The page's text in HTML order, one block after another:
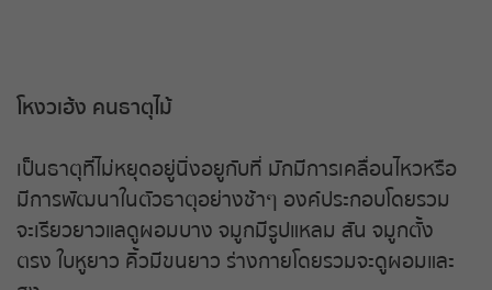
หวยหุ้นอินเดีย
หวยหุ้นดาวโจนส์
โหงวเฮ้ง คนธาตุไม้
เป็นธาตุที่ไม่หยุดอยู่นิ่งอยูกับที่ มักมีการเคลื่อนไหวหรือ
มีการพัฒนาในตัวธาตุอย่างช้าๆ องค์ประกอบโดยรวม
จะเรียวยาวแลดูผอมบาง จมูกมีรูปแหลม สัน จมูกตั้ง
ตรง ใบหูยาว คิ้วมีขนยาว ร่างกายโดยรวมจะดูผอมและ